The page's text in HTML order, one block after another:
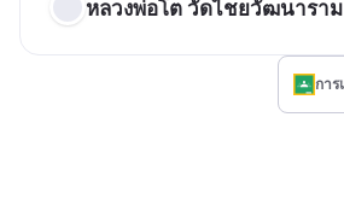
หลวงพ่อโต วัดไชยวัฒนาราม
กา